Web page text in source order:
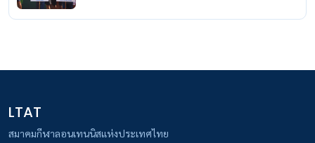
LTAT
สมาคมกีฬาลอนเทนนิสแห่งประเทศไทย